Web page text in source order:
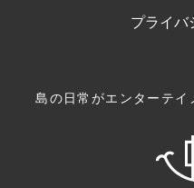
プライバ
島の日常がエンターテイ